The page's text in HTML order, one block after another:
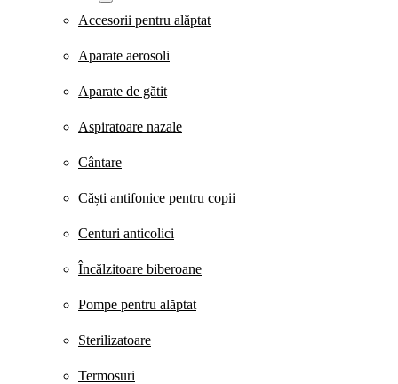
Accesorii pentru alăptat
Aparate aerosoli
Aparate de gătit
Aspiratoare nazale
Cântare
Căști antifonice pentru copii
Centuri anticolici
Încălzitoare biberoane
Pompe pentru alăptat
Sterilizatoare
Termosuri